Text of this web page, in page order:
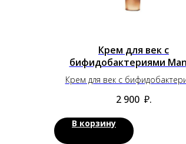
Крем для век с
бифидобактериями
Крем для век с
2 900 ₽.
В корзину